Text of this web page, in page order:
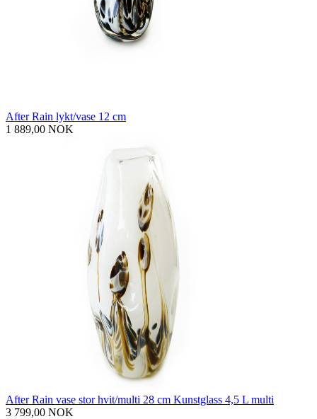
After Rain lykt/vase 12 cm
1 889,00 NOK
After Rain vase stor hvit/multi 28 cm Kunstglass 4,5 L multi
3 799,00 NOK